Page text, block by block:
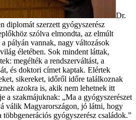
Dr.
diplomát szerzett gyógyszerész
szólva elmondta, az elmúlt
pályán vannak, nagy változások
életében. Sok mindent láttak,
megélték a rendszerváltást, a
és doktori címet kaptak. Elértek
sikereket, időről időre találkoznak
azokra is, akik nem lehetnek itt
a szakmájuknak: „Ma a gyógyszerészet
válik Magyarországon, jó látni, hogy
gyógyszerész családok.”